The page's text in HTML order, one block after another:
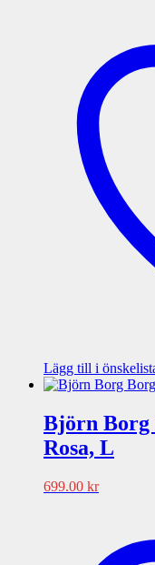
Lägg till i
Björn
Rosa, L
699.00 kr